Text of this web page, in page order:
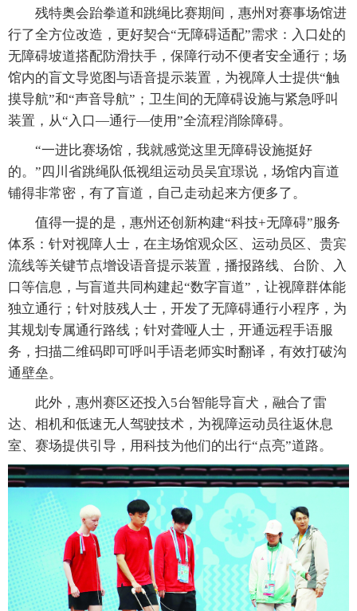
残特奥会跆拳道和跳绳比赛期间，惠州对赛事场馆进
行了全方位改造，更好契合“无障碍适配”需求：入口处的
无障碍坡道搭配防滑扶手，保障行动不便者安全通行；场
馆内的盲文导览图与语音提示装置，为视障人士提供“触
摸导航”和“声音导航”；卫生间的无障碍设施与紧急呼叫
装置，从“入口—通行—使用”全流程消除障碍。
“一进比赛场馆，我就感觉这里无障碍设施挺好
的。”四川省跳绳队低视组运动员吴宜璟说，场馆内盲道
铺得非常密，有了盲道，自己走动起来方便多了。
值得一提的是，惠州还创新构建“科技+无障碍”服务
体系：针对视障人士，在主场馆观众区、运动员区、贵宾
流线等关键节点增设语音提示装置，播报路线、台阶、入
口等信息，与盲道共同构建起“数字盲道”，让视障群体能
独立通行；针对肢残人士，开发了无障碍通行小程序，为
其规划专属通行路线；针对聋哑人士，开通远程手语服
务，扫描二维码即可呼叫手语老师实时翻译，有效打破沟
通壁垒。
此外，惠州赛区还投入5台智能导盲犬，融合了雷
达、相机和低速无人驾驶技术，为视障运动员往返休息
室、赛场提供引导，用科技为他们的出行“点亮”道路。